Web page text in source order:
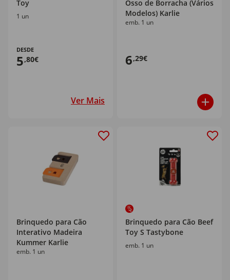
Toy
1 un
DESDE
5,80€
Ver Mais
Osso de Borracha (Vários
Modelos) Karlie
emb. 1 un
6,29€
Brinquedo para Cão
Interativo Madeira
Kummer Karlie
emb. 1 un
Brinquedo para Cão Beef
Toy S Tastybone
emb. 1 un